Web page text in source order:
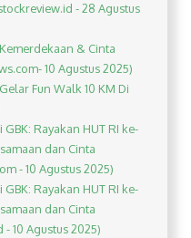
- 28 Agustus
& Cinta
10 Agustus 2025)
Fun Walk 10 KM Di
GBK: Rayakan HUT RI ke-
dan Cinta
- 10 Agustus 2025)
GBK: Rayakan HUT RI ke-
dan Cinta
10 Agustus 2025)